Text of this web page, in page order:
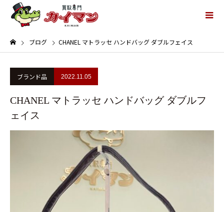
ブログ CHANEL マトラッセ ハンドバッグ ダブルフェイス
ブランド品 2022.11.05
CHANEL マトラッセ ハンドバッグ ダブルフ
ェイス